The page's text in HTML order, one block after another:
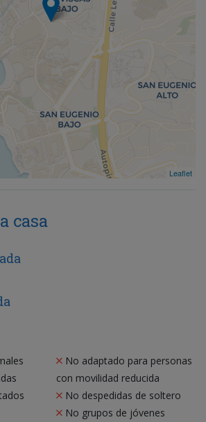
Leaflet
casa
con movilidad reducida
No despedidas de soltero
No grupos de jóvenes